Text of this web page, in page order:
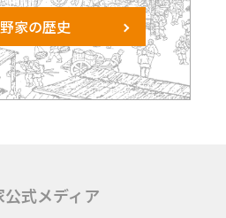
家の歴史
公式メディア